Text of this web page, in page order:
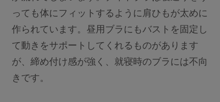
っても体にフィットするように肩ひもが太めに
作られています。昼用ブラにもバストを固定し
て動きをサポートしてくれるものがあります
が、締め付け感が強く、就寝時のブラには不向
きです。